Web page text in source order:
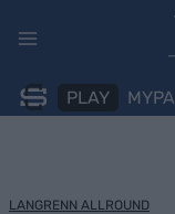
PLAY
LANGRENN ALLROUND